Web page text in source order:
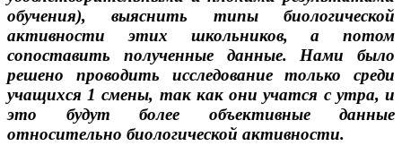
обучения), выяснить типы биологической
активности этих школьников, а потом
сопоставить полученные данные. Нами было
решено проводить исследование только среди
учащихся 1 смены, так как они учатся с утра, и
это будут более объективные данные
относительно биологической активности.